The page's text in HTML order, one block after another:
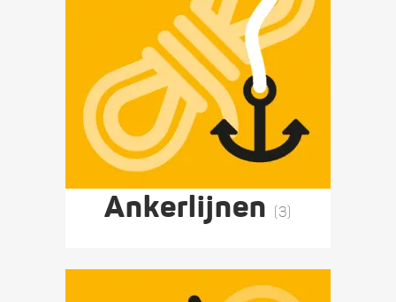
Ankerlijnen (3)